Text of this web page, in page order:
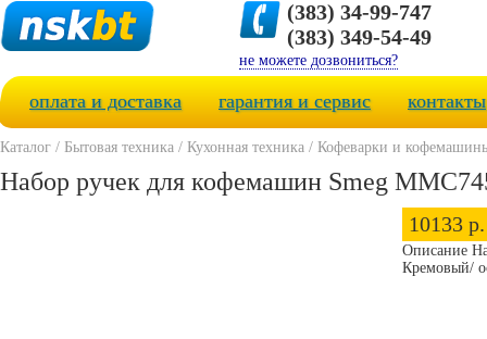
(383) 34-99-747
(383) 349-54-49
не можете дозвониться?
оплата и доставка гарантия и сервис контакты
Каталог / Бытовая техника / Кухонная техника / Кофеварки и
Набор ручек для кофемашин Smeg
10133 р.
Описание
Кремовый/